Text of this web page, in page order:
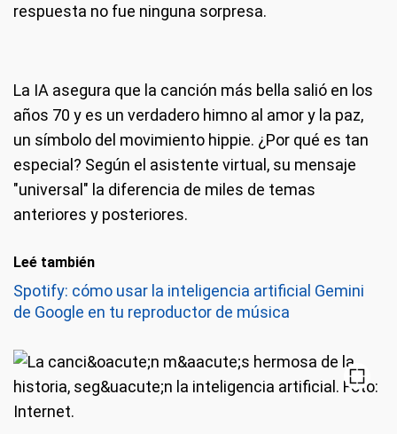
respuesta no fue ninguna sorpresa.
La IA asegura que la canción más bella salió en los
años 70 y es un verdadero himno al amor y la paz,
un símbolo del movimiento hippie. ¿Por qué es tan
especial? Según el asistente virtual, su mensaje
"universal" la diferencia de miles de temas
anteriores y posteriores.
Leé también
Spotify: cómo usar la inteligencia artificial Gemini
de Google en tu reproductor de música